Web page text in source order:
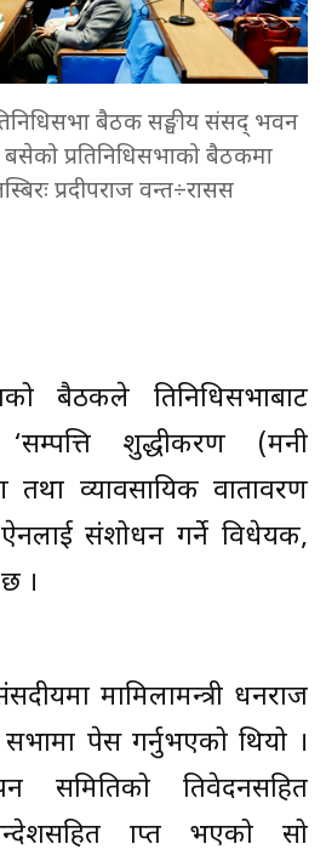
बैठक सङ्घीय संसद् भवन
प्रतिनिधिसभाको बैठकमा
प्रदीपराज वन्त÷रासस
बैठकले प्रतिनिधिसभाबाट
‘सम्पत्ति शुद्धीकरण (मनी
तथा व्यावसायिक वातावरण
ऐनलाई संशोधन गर्ने विधेयक,
।
मामिलामन्त्री धनराज
पेस गर्नुभएको थियो ।
समितिको प्रतिवेदनसहित
सन्देशसहित प्राप्त भएको सो